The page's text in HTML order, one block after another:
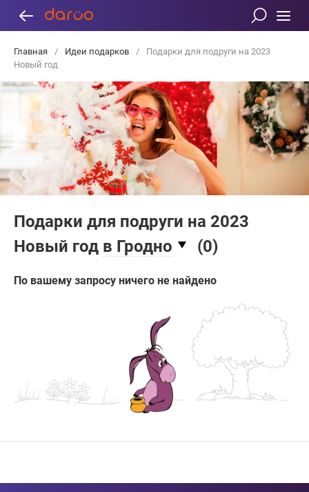
Главная / Идеи подарков /
Подарки для подруги на 2023
Новый год
Подарки для подруги на 2023
Новый год в Гродно (0)
По вашему запросу ничего не найдено